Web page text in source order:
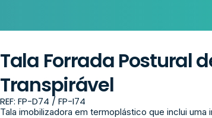
Tala Forrada Postural
Transpirável
REF: FP-D74 / FP-I74
Tala imobilizadora em termoplástico que inclui